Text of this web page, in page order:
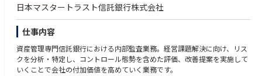
・Assist in planning and executing audit engagements, ensuring that inhe
rent risks in the stakeholder’s business area are identified and manageme
nt has implemented to mitigate their risks.
・Monitor transformation initiatives and perform change reviews as need
ed.
日本マスタートラスト信託銀行株式会社
仕事内容
資産管理専門信託銀行における内部監査業務。経営課題解決に向け、リス
クを分析・特定し、コントロール態勢を含めた評価、改善提案を実施して
いくことで会社の付加価値を高めていく業務です。